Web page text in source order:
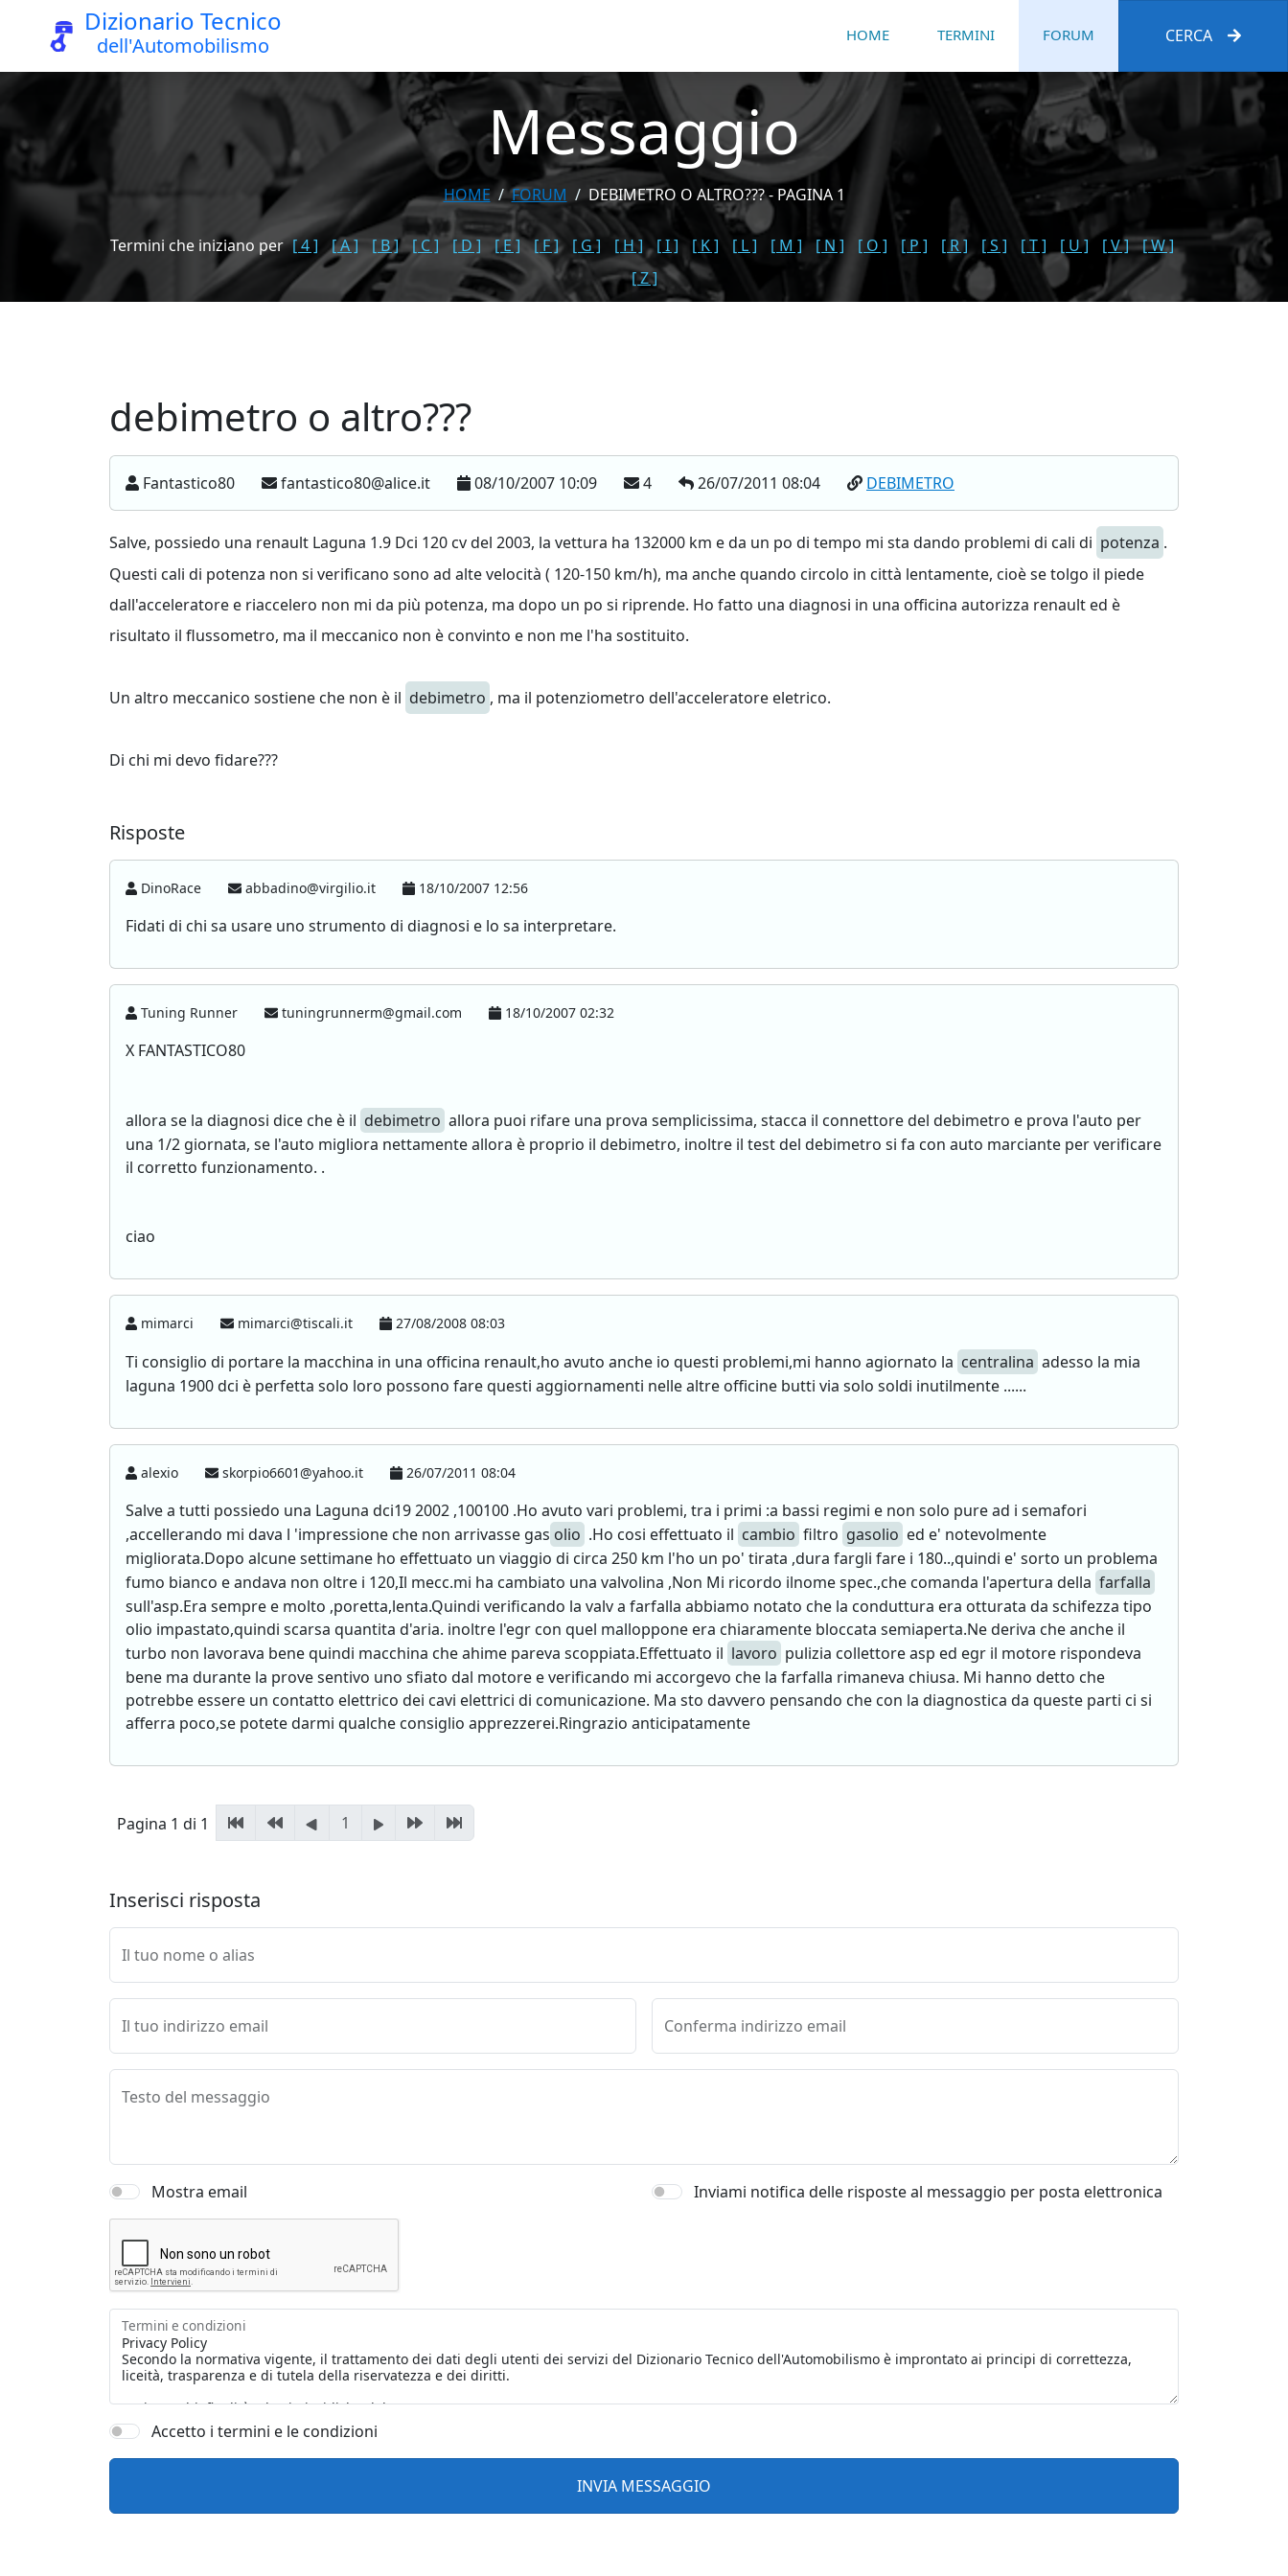
Dizionario Tecnico
dell'Automobilismo HOME TERMINI FORUM CERCA
Messaggio
HOME FORUM DEBIMETRO O ALTRO??? - PAGINA 1
Termini che iniziano per [ 4 ] [ A ] [ B ] [ C ] [ D ] [ E ] [ F ] [ G ] [ H ] [ I ] [ K ] [ L ] [ M ] [ N ] [ O ] [ P ] [ R ] [ S ] [ T ] [ U ] [ V ]
[ W ]
[ Z ]
debimetro o altro???
Fantastico80 fantastico80@alice.it 08/10/2007 10:09 4 26/07/2011 08:04 DEBIMETRO
Salve, possiedo una renault Laguna 1.9 Dci 120 cv del 2003, la vettura ha 132000 km e da un po di tempo mi sta dando problemi di cali di potenza .
Questi cali di potenza non si verificano sono ad alte velocità ( 120-150 km/h), ma anche quando circolo in città lentamente, cioè se tolgo il piede
dall'acceleratore e riaccelero non mi da più potenza, ma dopo un po si riprende. Ho fatto una diagnosi in una officina autorizza renault ed è
risultato il flussometro, ma il meccanico non è convinto e non me l'ha sostituito.
Un altro meccanico sostiene che non è il debimetro , ma il potenziometro dell'acceleratore eletrico.
Di chi mi devo fidare???
Risposte
DinoRace abbadino@virgilio.it 18/10/2007 12:56
Fidati di chi sa usare uno strumento di diagnosi e lo sa interpretare.
Tuning Runner tuningrunnerm@gmail.com 18/10/2007 02:32
X FANTASTICO80
allora se la diagnosi dice che è il debimetro allora puoi rifare una prova semplicissima, stacca il connettore del debimetro e prova l'auto per
una 1/2 giornata, se l'auto migliora nettamente allora è proprio il debimetro, inoltre il test del debimetro si fa con auto marciante per verificare
il corretto funzionamento. .
ciao
mimarci mimarci@tiscali.it 27/08/2008 08:03
Ti consiglio di portare la macchina in una officina renault,ho avuto anche io questi problemi,mi hanno agiornato la centralina adesso la mia
laguna 1900 dci è perfetta solo loro possono fare questi aggiornamenti nelle altre officine butti via solo soldi inutilmente ......
alexio skorpio6601@yahoo.it 26/07/2011 08:04
Salve a tutti possiedo una Laguna dci19 2002 ,100100 .Ho avuto vari problemi, tra i primi :a bassi regimi e non solo pure ad i semafori
,accellerando mi dava l 'impressione che non arrivasse gas olio .Ho cosi effettuato il cambio filtro gasolio ed e' notevolmente
migliorata.Dopo alcune settimane ho effettuato un viaggio di circa 250 km l'ho un po' tirata ,dura fargli fare i 180..,quindi e' sorto un problema
fumo bianco e andava non oltre i 120,Il mecc.mi ha cambiato una valvolina ,Non Mi ricordo ilnome spec.,che comanda l'apertura della farfalla
sull'asp.Era sempre e molto ,poretta,lenta.Quindi verificando la valv a farfalla abbiamo notato che la conduttura era otturata da schifezza tipo
olio impastato,quindi scarsa quantita d'aria. inoltre l'egr con quel malloppone era chiaramente bloccata semiaperta.Ne deriva che anche il
turbo non lavorava bene quindi macchina che ahime pareva scoppiata.Effettuato il lavoro pulizia collettore asp ed egr il motore rispondeva
bene ma durante la prove sentivo uno sfiato dal motore e verificando mi accorgevo che la farfalla rimaneva chiusa. Mi hanno detto che
potrebbe essere un contatto elettrico dei cavi elettrici di comunicazione. Ma sto davvero pensando che con la diagnostica da queste parti ci si
afferra poco,se potete darmi qualche consiglio apprezzerei.Ringrazio anticipatamente
Pagina 1 di 1 1
Inserisci risposta
Il tuo nome o alias
Il tuo indirizzo email Conferma indirizzo email
Testo del messaggio
Mostra email Inviami notifica delle risposte al messaggio per posta elettronica
Termini e condizioni
Accetto i termini e le condizioni